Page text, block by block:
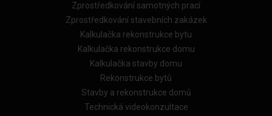
Zprostředkování samotných prací
Zprostředkování stavebních zakázek
Kalkulačka rekonstrukce bytu
Kalkulačka rekonstrukce domu
Kalkulačka stavby domu
Rekonstrukce bytů
Stavby a rekonstrukce domů
Technická videokonzultace